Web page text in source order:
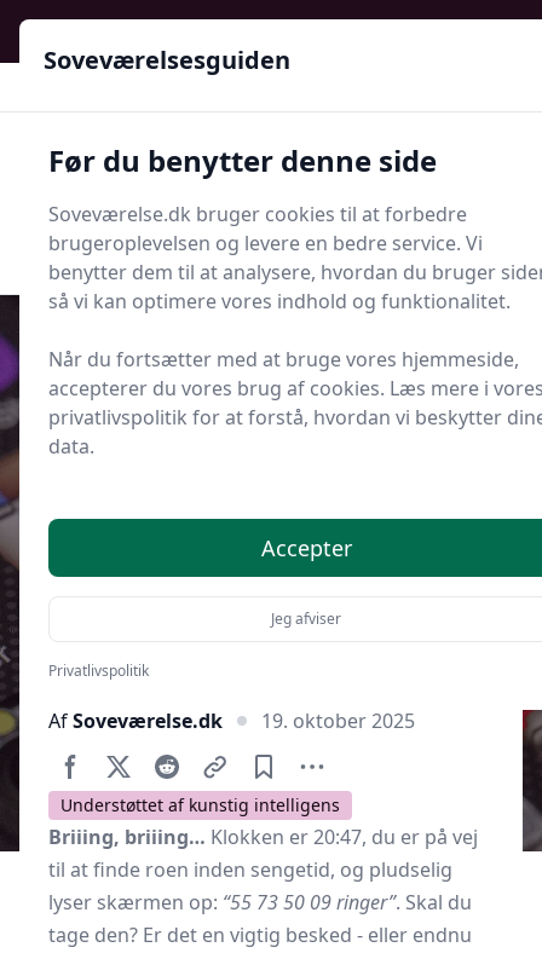
Soveværelsesguiden
Søg nu
Søg nu
Udgivet iArtikler
Hvem står bag telefonnummer 55
AfSoveværelse.dk 19. oktober 2025
Understøttet af kunstig intelligens
Briiing, briiing… Klokken er 20:47, du er på vej
til at finde roen inden sengetid, og pludselig
lyser skærmen op: “55 73 50 09 ringer”. Skal du
tage den? Er det en vigtig besked - eller endnu
Soveværelsesguiden
Før du benytter denne side
Soveværelse.dk bruger cookies til at forbedre
brugeroplevelsen og levere en bedre service. Vi
benytter dem til at analysere, hvordan du bruger
så vi kan optimere vores indhold og funktionalitet.
Når du fortsætter med at bruge vores hjemmeside,
accepterer du vores brug af cookies. Læs mere i
privatlivspolitik for at forstå, hvordan vi beskytter
data.
Accepter
Jeg afviser
Privatlivspolitik